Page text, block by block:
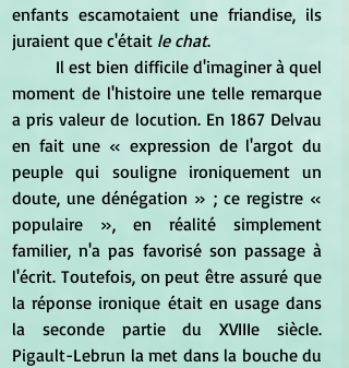
enfants escamotaient une friandise, ils
juraient que c'était le chat.
moment de l'histoire une telle remarque
a pris valeur de locution. En 1867 Delvau
en fait une « expression de l'argot du
peuple qui souligne ironiquement un
doute, une dénégation » ; ce registre «
populaire », en réalité simplement
familier, n'a pas favorisé son passage à
l'écrit. Toutefois, on peut être assuré que
la réponse ironique était en usage dans
la seconde partie du XVIIIe siècle.
Pigault-Lebrun la met dans la bouche du